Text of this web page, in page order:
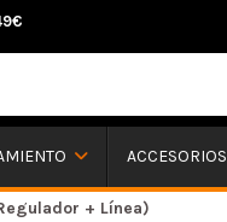
ACCESORIOS
+ Línea)